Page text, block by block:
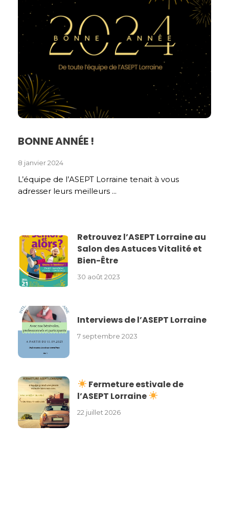
BONNE ANNÉE !
8 janvier 2024
L’équipe de l’ASEPT Lorraine tenait à vous
adresser leurs meilleurs ...
Retrouvez l’ASEPT Lorraine au
Salon des Astuces Vitalité et
Bien-Être
30 août 2023
Interviews de l’ASEPT Lorraine
7 septembre 2023
Fermeture estivale de
l’ASEPT Lorraine
22 juillet 2026